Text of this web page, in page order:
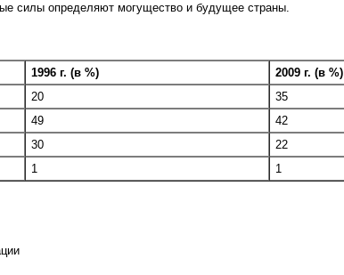
силы определяют могущество и будущее страны.
1996 г. (в %)
2009 г. (в %)
20
35
49
42
30
22
1 1